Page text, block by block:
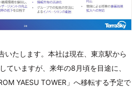
いたします。本社は現在、東京駅から
ていますが、来年の8月頃を目途に、
YAESU TOWER」へ移転する予定で